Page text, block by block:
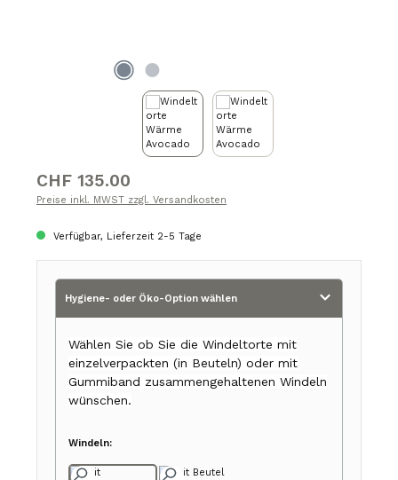
Regulärer Preis:
CHF 135.00
Preise inkl. MWST zzgl. Versandkosten
Verfügbar, Lieferzeit 2-5 Tage
Hygiene- oder Öko-Option wählen
Wählen Sie ob Sie die Windeltorte mit
einzelverpackten (in Beuteln) oder mit
Gummiband zusammengehaltenen Windeln
wünschen.
Windeln: